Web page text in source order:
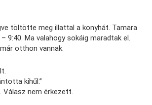
töltötte meg illattal a konyhát. Tamara
9:40. Ma valahogy sokáig maradtak el.
otthon vannak.
kihűl.”
Válasz nem érkezett.